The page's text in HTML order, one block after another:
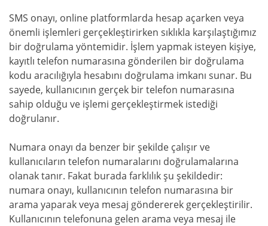
SMS onayı, online platformlarda hesap açarken veya
önemli işlemleri gerçekleştirirken sıklıkla karşılaştığımız
bir doğrulama yöntemidir. İşlem yapmak isteyen kişiye,
kayıtlı telefon numarasına gönderilen bir doğrulama
kodu aracılığıyla hesabını doğrulama imkanı sunar. Bu
sayede, kullanıcının gerçek bir telefon numarasına
sahip olduğu ve işlemi gerçekleştirmek istediği
doğrulanır.
Numara onayı da benzer bir şekilde çalışır ve
kullanıcıların telefon numaralarını doğrulamalarına
olanak tanır. Fakat burada farklılık şu şekildedir:
numara onayı, kullanıcının telefon numarasına bir
arama yaparak veya mesaj göndererek gerçekleştirilir.
Kullanıcının telefonuna gelen arama veya mesaj ile